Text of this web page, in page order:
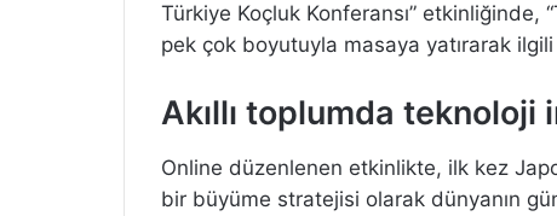
Türkiye Koçluk Konferansı” etkinliğinde,
pek çok boyutuyla masaya yatırarak
Akıllı toplumda teknoloji
Online düzenlenen etkinlikte, ilk kez
bir büyüme stratejisi olarak dünyanın